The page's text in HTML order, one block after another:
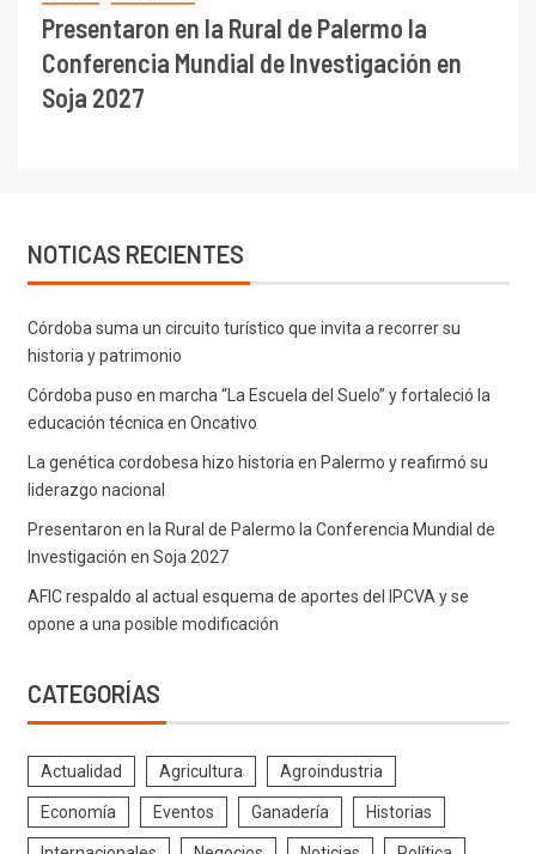
Presentaron en la Rural de Palermo la
Conferencia Mundial de Investigación en
Soja 2027
NOTICAS RECIENTES
Córdoba suma un circuito turístico que invita a recorrer su
historia y patrimonio
Córdoba puso en marcha “La Escuela del Suelo” y fortaleció la
educación técnica en Oncativo
La genética cordobesa hizo historia en Palermo y reafirmó su
liderazgo nacional
Presentaron en la Rural de Palermo la Conferencia Mundial de
Investigación en Soja 2027
AFIC respaldo al actual esquema de aportes del IPCVA y se
opone a una posible modificación
CATEGORÍAS
Actualidad Agricultura Agroindustria
Economía Eventos Ganadería Historias